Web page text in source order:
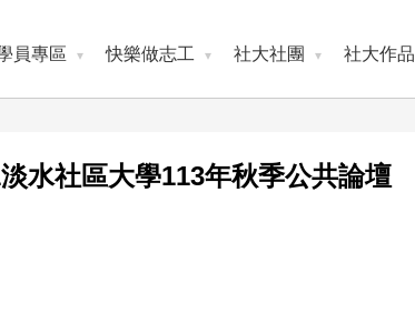
員專區 快樂做志工 社大社團 社大作品
水社區大學113年秋季公共論壇